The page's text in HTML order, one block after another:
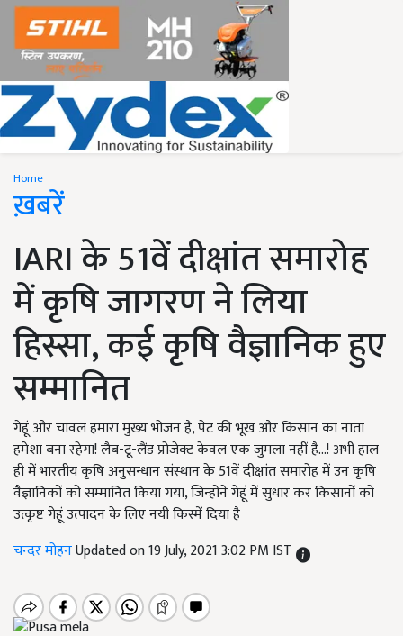
Home
ख़बरें
IARI के 51वें दीक्षांत समारोह
में कृषि जागरण ने लिया
हिस्सा, कई कृषि वैज्ञानिक हुए
सम्मानित
गेहूं और चावल हमारा मुख्य भोजन है, पेट की भूख और किसान का नाता
हमेशा बना रहेगा! लैब-टू-लैंड प्रोजेक्ट केवल एक जुमला नहीं है...! अभी हाल
ही में भारतीय कृषि अनुसन्धान संस्थान के 51वें दीक्षांत समारोह में उन कृषि
वैज्ञानिकों को सम्मानित किया गया, जिन्होंने गेहूं में सुधार कर किसानों को
उत्कृष्ट गेहूं उत्पादन के लिए नयी किस्में दिया है
चन्दर मोहनUpdated on 19 July, 2021 3:02 PM IST